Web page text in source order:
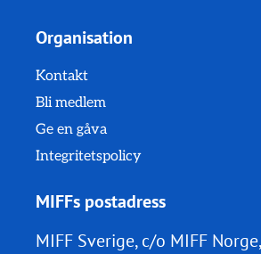
Organisation
Kontakt
Bli medlem
Ge en gåva
Integritetspolicy
MIFFs postadress
MIFF Sverige, c/o MIFF